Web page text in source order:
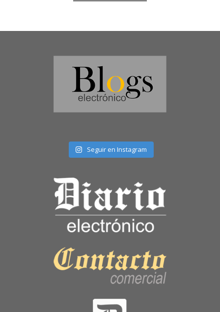
Seguir en Instagram